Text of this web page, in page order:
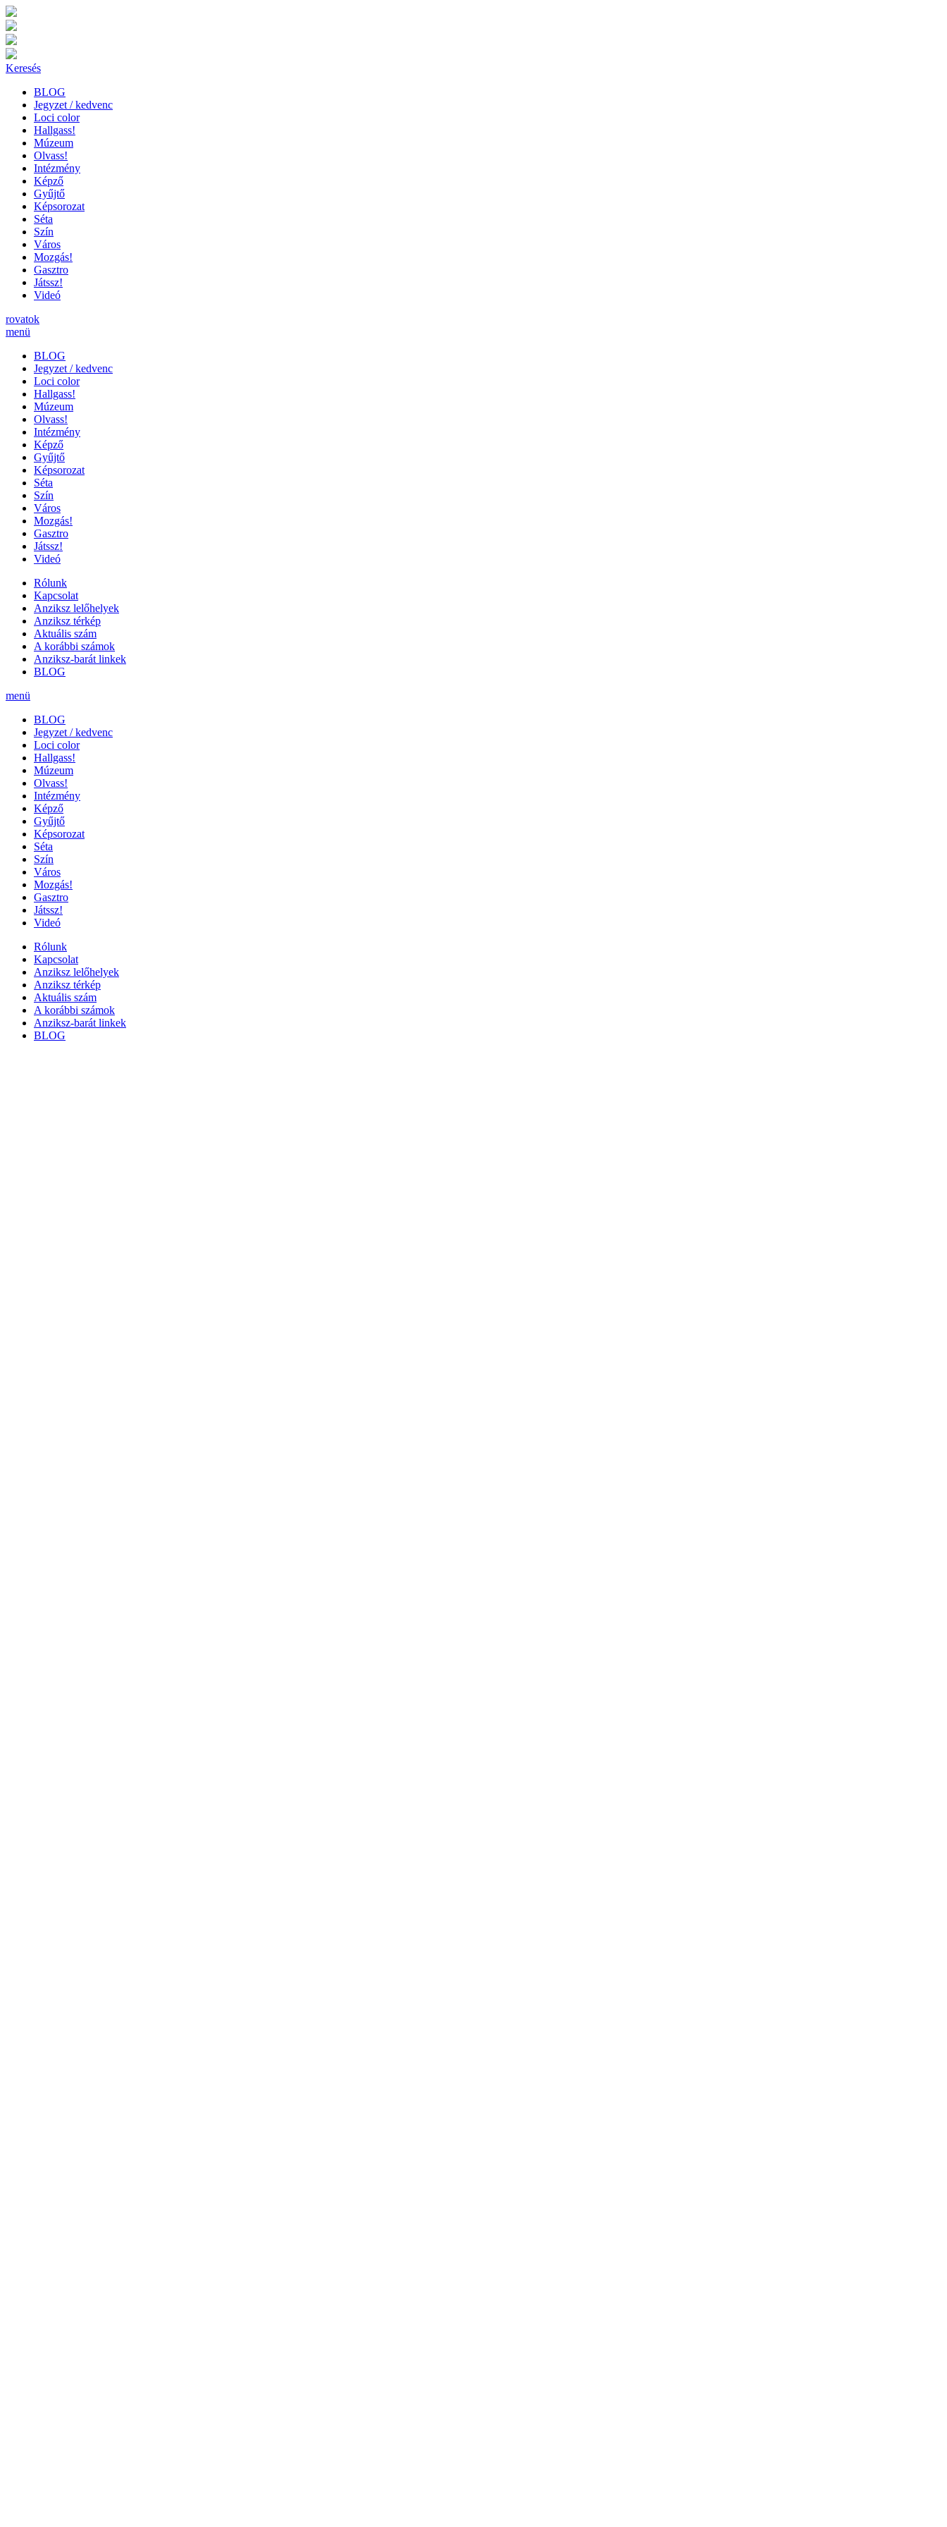
Keresés
BLOG
Jegyzet / kedvenc
Loci color
Hallgass!
Múzeum
Olvass!
Intézmény
Képző
Gyűjtő
Képsorozat
Séta
Szín
Város
Mozgás!
Gasztro
Játssz!
Videó
rovatok
menü
BLOG
Jegyzet / kedvenc
Loci color
Hallgass!
Múzeum
Olvass!
Intézmény
Képző
Gyűjtő
Képsorozat
Séta
Szín
Város
Mozgás!
Gasztro
Játssz!
Videó
Rólunk
Kapcsolat
Anziksz lelőhelyek
Anziksz térkép
Aktuális szám
A korábbi számok
Anziksz-barát linkek
BLOG
menü
BLOG
Jegyzet / kedvenc
Loci color
Hallgass!
Múzeum
Olvass!
Intézmény
Képző
Gyűjtő
Képsorozat
Séta
Szín
Város
Mozgás!
Gasztro
Játssz!
Videó
Rólunk
Kapcsolat
Anziksz lelőhelyek
Anziksz térkép
Aktuális szám
A korábbi számok
Anziksz-barát linkek
BLOG